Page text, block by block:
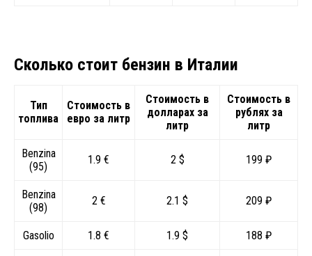
Сколько стоит бензин в Италии
Тип
топлива
Стоимость в
евро за литр
Стоимость в
долларах за
литр
Стоимость в
рублях за
литр
Benzina
(95)
1.9 € 2 $ 199 ₽
Benzina
(98)
2 € 2.1 $ 209 ₽
Gasolio 1.8 € 1.9 $ 188 ₽